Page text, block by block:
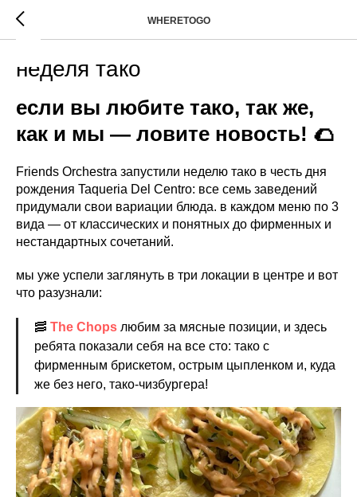
WHERETOGO
неделя тако
если вы любите тако, так же,
как и мы — ловите новость! 🌮
Friends Orchestra запустили неделю тако в честь дня
рождения Taqueria Del Centro: все семь заведений
придумали свои вариации блюда. в каждом меню по 3
вида — от классических и понятных до фирменных и
нестандартных сочетаний.
мы уже успели заглянуть в три локации в центре и вот
что разузнали:
🥓 The Chops любим за мясные позиции, и здесь
ребята показали себя на все сто: тако с
фирменным брискетом, острым цыпленком и, куда
же без него, тако-чизбургера!